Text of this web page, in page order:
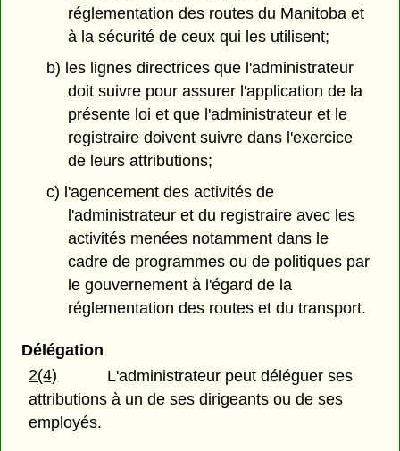
réglementation des routes du Manitoba et
à la sécurité de ceux qui les utilisent;
b) les lignes directrices que l'administrateur
doit suivre pour assurer l'application de la
présente loi et que l'administrateur et le
registraire doivent suivre dans l'exercice
de leurs attributions;
c) l'agencement des activités de
l'administrateur et du registraire avec les
activités menées notamment dans le
cadre de programmes ou de politiques par
le gouvernement à l'égard de la
réglementation des routes et du transport.
Délégation
2(4)
L'administrateur peut déléguer ses
attributions à un de ses dirigeants ou de ses
employés.